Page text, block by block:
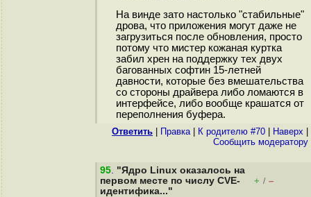
На винде зато настолько "стабильные"
дрова, что приложения могут даже не
загрузиться после обновления, просто
потому что мистер кожаная куртка
забил хрен на поддержку тех двух
багованных софтин 15-летней
давности, которые без вмешательства
со стороны драйвера либо ломаются в
интерфейсе, либо вообще крашатся от
переполнения буфера.
Ответить Правка| К родителю #70 Наверх
Cообщить модератору
95. "Ядро Linux оказалось на
первом месте по числу CVE-
идентифика..."
+ / –